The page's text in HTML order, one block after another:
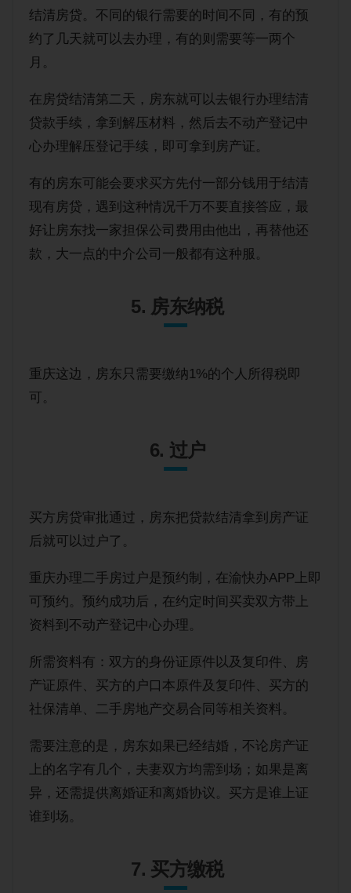
结清房贷。不同的银行需要的时间不同，有的预
约了几天就可以去办理，有的则需要等一两个
月。
在房贷结清第二天，房东就可以去银行办理结清
贷款手续，拿到解压材料，然后去不动产登记中
心办理解压登记手续，即可拿到房产证。
有的房东可能会要求买方先付一部分钱用于结清
现有房贷，遇到这种情况千万不要直接答应，最
好让房东找一家担保公司费用由他出，再替他还
款，大一点的中介公司一般都有这种服。
5. 房东纳税
重庆这边，房东只需要缴纳1%的个人所得税即
可。
6. 过户
买方房贷审批通过，房东把贷款结清拿到房产证
后就可以过户了。
重庆办理二手房过户是预约制，在渝快办APP上即
可预约。预约成功后，在约定时间买卖双方带上
资料到不动产登记中心办理。
所需资料有：双方的身份证原件以及复印件、房
产证原件、买方的户口本原件及复印件、买方的
社保清单、二手房地产交易合同等相关资料。
需要注意的是，房东如果已经结婚，不论房产证
上的名字有几个，夫妻双方均需到场；如果是离
异，还需提供离婚证和离婚协议。买方是谁上证
谁到场。
7. 买方缴税